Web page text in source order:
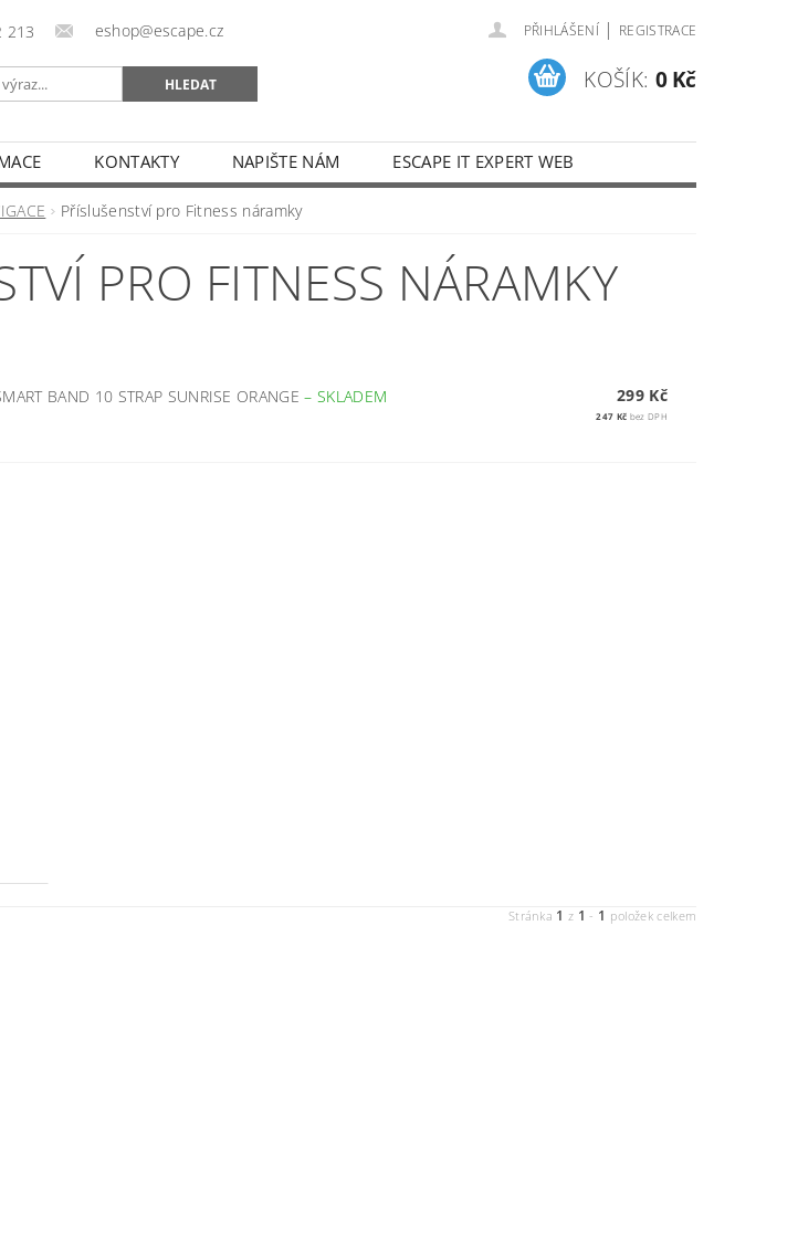
213 eshop@escape.cz PŘIHLÁŠENÍ | REGISTRACE
KOŠÍK: 0 Kč
KONTAKTY NAPIŠTE NÁM ESCAPE IT EXPERT WEB
Příslušenství pro Fitness náramky
PRO FITNESS NÁRAMKY
BAND 10 STRAP SUNRISE ORANGE– SKLADEM 299 Kč
247 Kč bez DPH
Stránka 1 z 1 - 1 položek celkem